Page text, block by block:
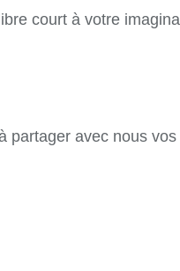
court à votre
partager avec nous